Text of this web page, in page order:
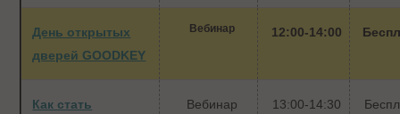
День открытых
дверей GOODKEY
Вебинар 12:00-14:00
Как стать
Вебинар 13:00-14:30